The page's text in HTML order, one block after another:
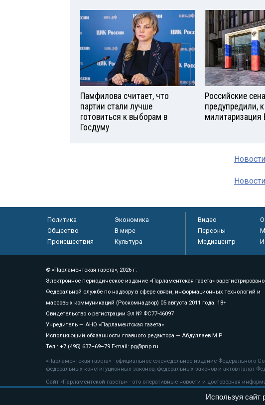
Памфилова считает, что
партии стали лучше
готовиться к выборам в
Госдуму
Российские
предупредили,
милитаризация
Политика
Экономика
Общество
В мире
Происшествия
Культура
Видео
Персоны
Медиацентр
© «Парламентская газета», 2026 г.
Электронное периодическое издание «Парламентская газета»
Федеральной службе по надзору в сфере связи, информационных технологий и
массовых коммуникаций (Роскомнадзор) 05 августа 2011 года. 18+
Свидетельство о регистрации Эл № ФС77-46097
Учредитель — АНО «Парламентская газета»
Исполняющий обязанности главного редактора — Абдуллаев М.Р.
Тел.: +7 (495) 637–69–79 E-mail: pg@pnp.ru
«Парламентская газета» - официальное еженедельное издание Федерального
федеральных конституционных законов, федеральных законов и актов палат
Сайт «Парламентской газеты» - это оперативные новости и достоверная
«Парламентской газеты» активная ссылка на pnp.ru обязательна.
рекомендательные технологии
Используя сайт